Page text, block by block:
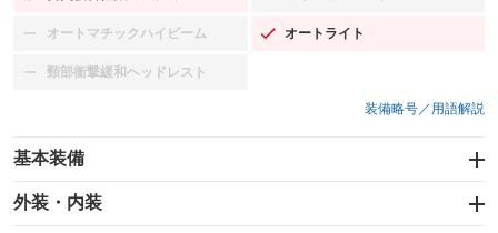
オートマチックハイビーム
：装備なし オートライト
：装備あり
頸部衝撃緩和ヘッドレスト
：装備なし
装備略号／用語解説
基本装備
エアバッグ：運転席/助手席
：装備あり
外装・内装